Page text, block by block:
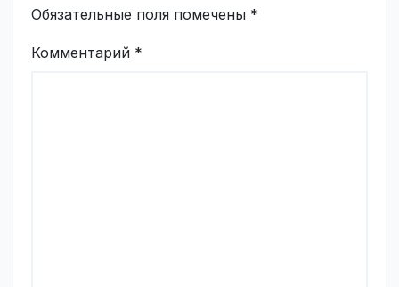
Обязательные поля помечены *
Комментарий *